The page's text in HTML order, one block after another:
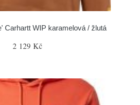
Carhartt WIP karamelová / žlutá
2 129 Kč